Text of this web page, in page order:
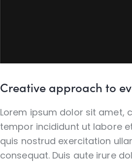
Creative approach to
Lorem ipsum dolor sit amet,
tempor incididunt ut labore
quis nostrud exercitation
consequat. Duis aute irure